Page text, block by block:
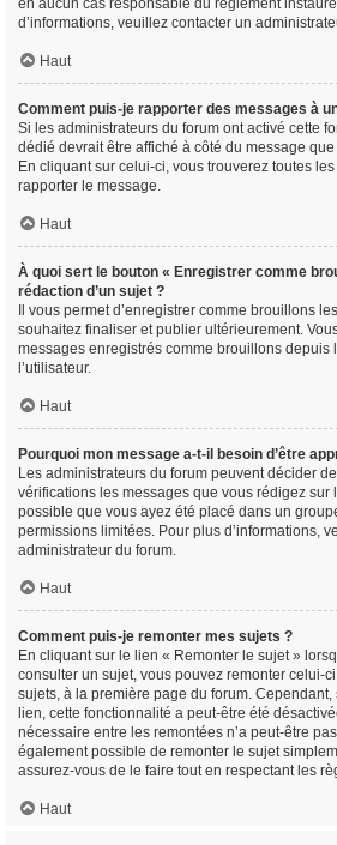
en aucun cas responsable du règlement
d’informations, veuillez contacter un
Haut
Comment puis-je rapporter des messages à
Si les administrateurs du forum ont activé cette
dédié devrait être affiché à côté du message
En cliquant sur celui-ci, vous trouverez toutes
rapporter le message.
Haut
À quoi sert le bouton « Enregistrer comme
rédaction d’un sujet ?
Il vous permet d’enregistrer comme brouillons
souhaitez finaliser et publier ultérieurement.
messages enregistrés comme brouillons depuis
l’utilisateur.
Haut
Pourquoi mon message a-t-il besoin d’être
Les administrateurs du forum peuvent décider
vérifications les messages que vous rédigez sur
possible que vous ayez été placé dans un
permissions limitées. Pour plus d’informations,
administrateur du forum.
Haut
Comment puis-je remonter mes sujets ?
En cliquant sur le lien « Remonter le sujet »
consulter un sujet, vous pouvez remonter celui-
sujets, à la première page du forum. Cependant,
lien, cette fonctionnalité a peut-être été
nécessaire entre les remontées n’a peut-être
également possible de remonter le sujet
assurez-vous de le faire tout en respectant les
Haut